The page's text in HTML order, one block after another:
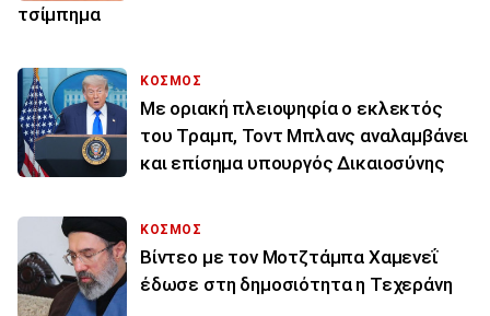
τσίμπημα
ΚΟΣΜΟΣ
Με οριακή πλειοψηφία ο εκλεκτός
του Τραμπ, Τοντ Μπλανς αναλαμβάνει
και επίσημα υπουργός Δικαιοσύνης
ΚΟΣΜΟΣ
Βίντεο με τον Μοτζτάμπα Χαμενεΐ
έδωσε στη δημοσιότητα η Τεχεράνη